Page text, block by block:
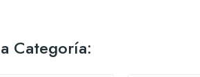
Categoría: